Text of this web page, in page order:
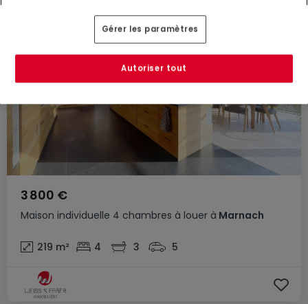
Maison individuelle 4 chambres à louer à Marnach
3 800 €
219 m² 4 3 5
Gérer les paramètres
Autoriser tout